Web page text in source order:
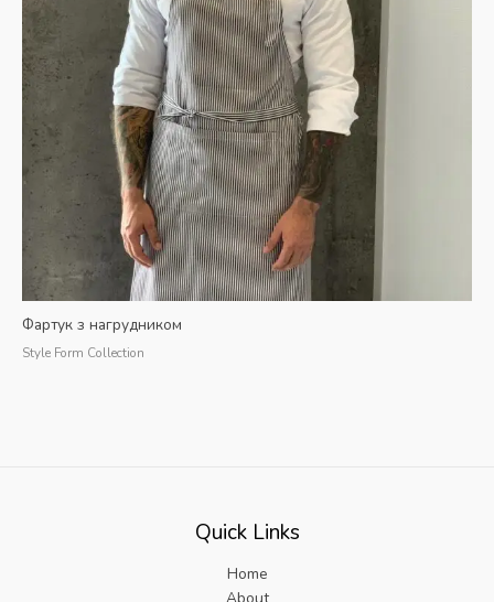
Фартук з нагрудником
Style Form Collection
Quick Links
Home